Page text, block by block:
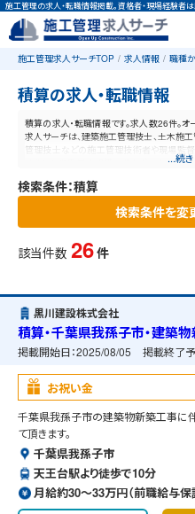
施工管理の求人・転職情報掲載。資格者・現場経験者
施工管理求人サーチTOP 求人情報 職種
積算の求人・転職情報
積算の求人・転職情報です。求人数26件。
求人サーチは、建築施工管理技士、土木施
管理技士などの施工管理技術者や現場監督
特化した業界最大規模の求人ポータルサイ
...続
検索条件：積算
検索条件を変
該当件数 26 件
黒川建設株式会社
積算・千葉県我孫子市・建築
掲載開始日：2025/08/05 掲載終了予
お祝い金
千葉県我孫子市の建築物新築工事に
て頂きます。
千葉県我孫子市
天王台駅より徒歩で10分
月給約30〜33万円（前職給与保